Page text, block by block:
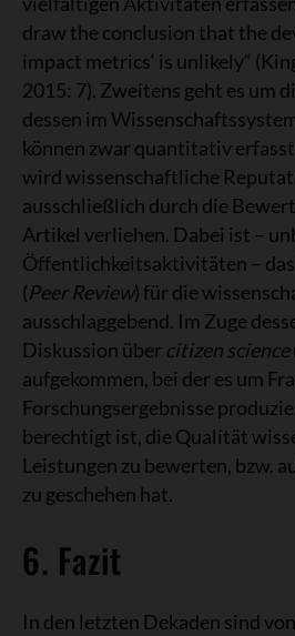
draw the conclusion that the
impact metrics‘ is unlikely“
2015: 7). Zweitens geht es um
dessen im
können zwar quantitativ
wird wissenschaftliche
ausschließlich durch die
Artikel verliehen. Dabei ist –
Öffentlichkeitsaktivitäten –
(Peer Review) für die
ausschlaggebend. Im Zuge
Diskussion über citizen science
aufgekommen, bei der es um
Forschungsergebnisse
berechtigt ist, die Qualität
Leistungen zu bewerten, bzw.
zu geschehen hat.
6. Fazit
In den letzten Dekaden sind